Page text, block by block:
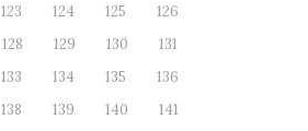
123 124 125
126
128 129 130
131
133 134 135
136
138 139 140
141